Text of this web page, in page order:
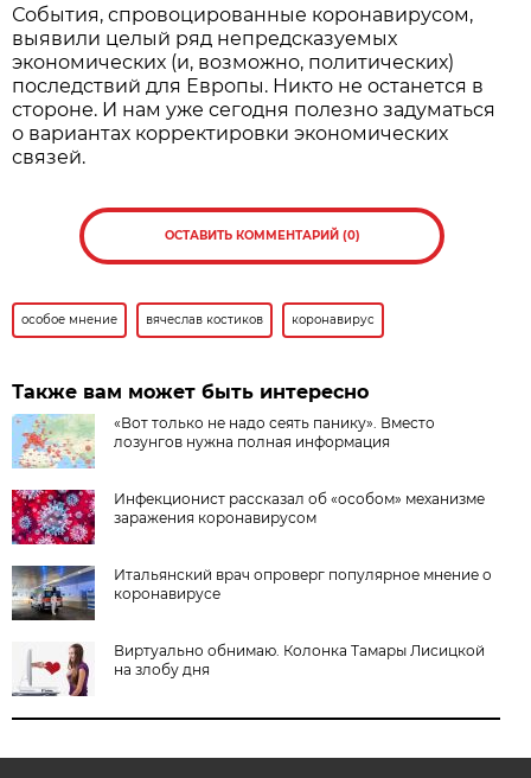
События, спровоцированные коронавирусом,
выявили целый ряд непредсказуемых
экономических (и, возможно, политических)
последствий для Европы. Никто не останется в
стороне. И нам уже сегодня полезно задуматься
о вариантах корректировки экономических
связей.
ОСТАВИТЬ КОММЕНТАРИЙ (0)
особое мнение вячеслав костиков коронавирус
Также вам может быть интересно
«Вот только не надо сеять панику». Вместо
лозунгов нужна полная информация
Инфекционист рассказал об «особом» механизме
заражения коронавирусом
Итальянский врач опроверг популярное мнение о
коронавирусе
Виртуально обнимаю. Колонка Тамары Лисицкой
на злобу дня